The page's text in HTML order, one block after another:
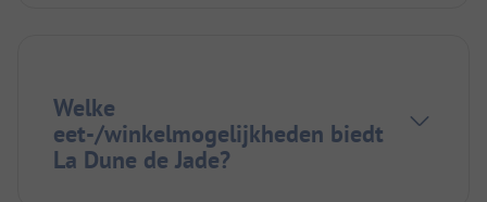
Welke
eet-/winkelmogelijkheden biedt
La Dune de Jade?